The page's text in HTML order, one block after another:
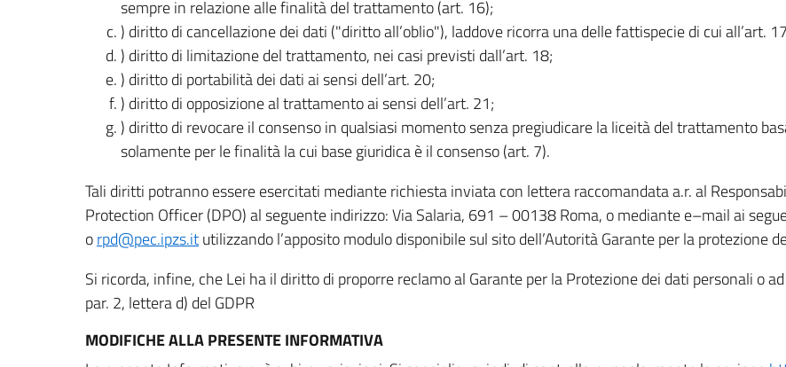
sempre in relazione alle finalità del trattamento (art. 16);
) diritto di cancellazione dei dati ("diritto all’oblio"), laddove ricorra una delle fattispecie di cui all’art.
) diritto di limitazione del trattamento, nei casi previsti dall’art. 18;
) diritto di portabilità dei dati ai sensi dell’art. 20;
) diritto di opposizione al trattamento ai sensi dell’art. 21;
) diritto di revocare il consenso in qualsiasi momento senza pregiudicare la liceità del trattamento
solamente per le finalità la cui base giuridica è il consenso (art. 7).
Tali diritti potranno essere esercitati mediante richiesta inviata con lettera raccomandata a.r. al
Protection Officer (DPO) al seguente indirizzo: Via Salaria, 691 – 00138 Roma, o mediante e–mail ai
orpd@pec.ipzs.itutilizzando l’apposito modulo disponibile sul sito dell’Autorità Garante per la protezione
Si ricorda, infine, che Lei ha il diritto di proporre reclamo al Garante per la Protezione dei dati personali o
par. 2, lettera d) del GDPR
MODIFICHE ALLA PRESENTE INFORMATIVA